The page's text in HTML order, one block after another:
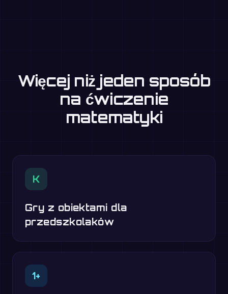
Więcej niż jeden sposób
na ćwiczenie
matematyki
K
Gry z obiektami dla
przedszkolaków
1+